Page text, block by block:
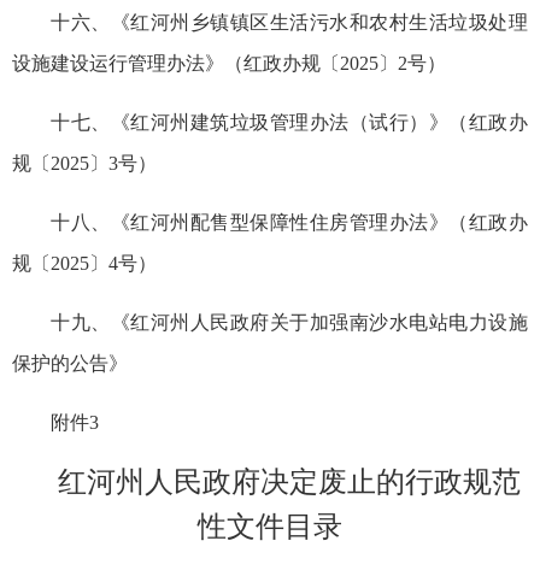
十六、《红河州乡镇镇区生活污水和农村生活垃圾处理
设施建设运行管理办法》（红政办规〔2025〕2号）
十七、《红河州建筑垃圾管理办法（试行）》（红政办
规〔2025〕3号）
十八、《红河州配售型保障性住房管理办法》（红政办
规〔2025〕4号）
十九、《红河州人民政府关于加强南沙水电站电力设施
保护的公告》
附件3
红河州人民政府决定废止的行政规范
性文件目录